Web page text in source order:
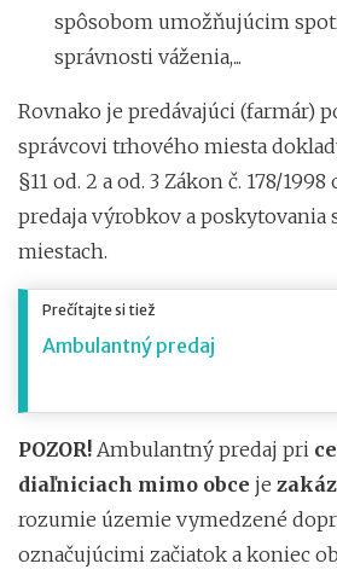
spôsobom umožňujúcim
správnosti váženia,...
Rovnako je predávajúci (farmár)
správcovi trhového miesta
§11 od. 2 a od. 3 Zákon č. 178/
predaja výrobkov a poskytovania
miestach.
Prečítajte si tiež
Ambulantný predaj
POZOR! Ambulantný predaj pri
diaľniciach mimo obce je
rozumie územie vymedzené
označujúcimi začiatok a koniec